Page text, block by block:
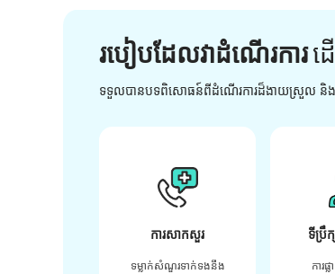
របៀបដែលវាដំណើរការដ
ទទួលបានបទពិសោធន៍ពីដំណើរការដ៏ងាយស្រួល និង
ការសាកសួរ
ទម្លាក់សំណួរទាក់ទងនឹង
ទីប្រឹក្
ការផ្